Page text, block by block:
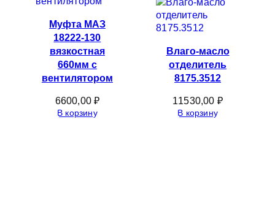
Муфта МАЗ
18222-130
вязкостная
660мм с
вентилятором
6600,00₽
В корзину
Влаго-масло
отделитель
8175.3512
11530,00 ₽
В корзину